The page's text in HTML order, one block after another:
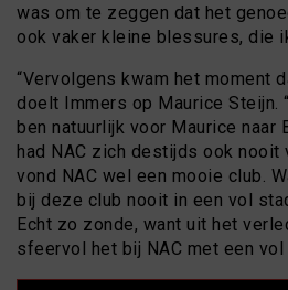
was om te zeggen dat het
ook vaker kleine blessures, die
“Vervolgens kwam het moment
doelt Immers op Maurice Steijn.
ben natuurlijk voor Maurice naar
had NAC zich destijds ook nooit
vond NAC wel een mooie club.
bij deze club nooit in een vol
Echt zo zonde, want uit het
sfeervol het bij NAC met een vol